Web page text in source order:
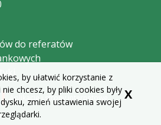
do referatów
Aplikacje i strony internetowe
by ułatwić korzystanie z
chcesz, by pliki cookies były
zmień ustawienia swojej X